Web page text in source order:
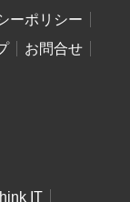
ーポリシー
お問合せ
IT